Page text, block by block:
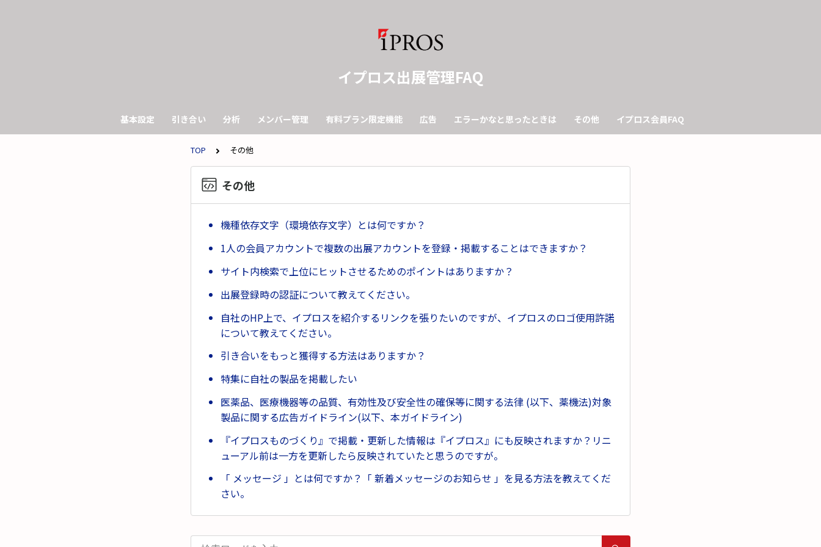
イプロス出展管理FAQ
基本設定 引き合い 分析 メンバー管理 有料プラン限定機能 広告 エラーかなと思ったときは その他 イプロス会員FAQ
る
TOP その他
その他
機種依存文字（環境依存文字）とは何ですか？
1人の会員アカウントで複数の出展アカウントを登録・掲載することはできますか？
サイト内検索で上位にヒットさせるためのポイントはありますか？
出展登録時の認証について教えてください。
自社のHP上で、イプロスを紹介するリンクを張りたいのですが、イプロスのロゴ使用許諾
について教えてください。
引き合いをもっと獲得する方法はありますか？
特集に自社の製品を掲載したい
医薬品、医療機器等の品質、有効性及び安全性の確保等に関する法律 (以下、薬機法)対象
製品に関する広告ガイドライン(以下、本ガイドライン)
『イプロスものづくり』で掲載・更新した情報は『イプロス』にも反映されますか？リニ
ューアル前は一方を更新したら反映されていたと思うのですが。
「 メッセージ 」とは何ですか？「 新着メッセージのお知らせ 」を見る方法を教えてくだ
さい。